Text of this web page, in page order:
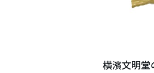
横濱文明堂